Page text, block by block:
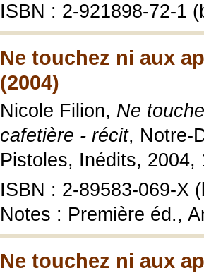
ISBN : 2-921898-72-1
Ne touchez ni aux
(2004)
Nicole Filion, Ne
cafetière - récit, Notre-
Pistoles, Inédits, 2004,
ISBN : 2-89583-069-X
Notes : Première éd.,
Ne touchez ni aux